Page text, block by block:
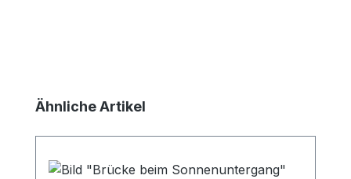
Produktgalerie überspringen
Ähnliche Artikel